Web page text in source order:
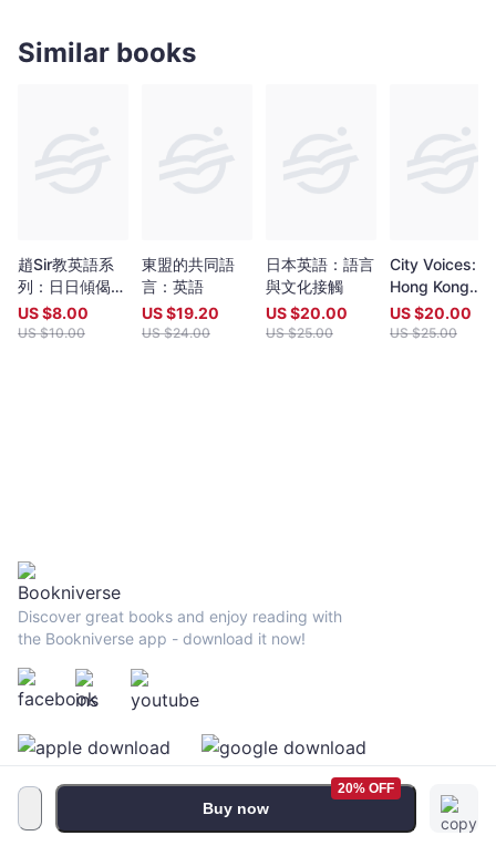
Similar books
趙Sir教英語系
列：日日傾偈學
英文 - 剖析句子
US $8.00
US $10.00
東盟的共同語
言：英語
US $19.20
US $24.00
日本英語：語言
與文化接觸
US $20.00
US $25.00
City Voices:
Hong Kong
Writing in
English 1945
US $20.00
US $25.00
Buy now
20% OFF
Discover great books and enjoy reading with
the Bookniverse app - download it now!